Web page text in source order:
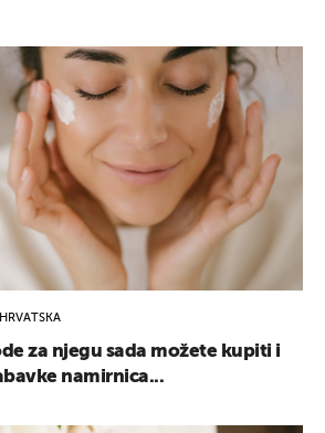
za njegu sada možete kupiti i
namirnica...